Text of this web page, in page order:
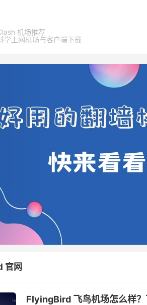
机场推荐
学上网机场与客户端下载
官网
FlyingBird 飞鸟机场怎么样